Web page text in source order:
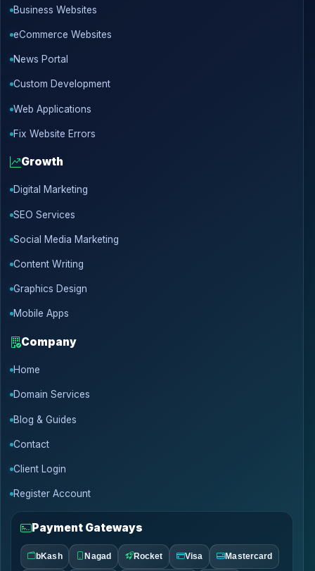
Business Websites
eCommerce Websites
News Portal
Custom Development
Web Applications
Fix Website Errors
Growth
Digital Marketing
SEO Services
Social Media Marketing
Content Writing
Graphics Design
Mobile Apps
Company
Home
Domain Services
Blog & Guides
Contact
Client Login
Register Account
Payment Gateways
bKash Nagad Rocket Visa Mastercard